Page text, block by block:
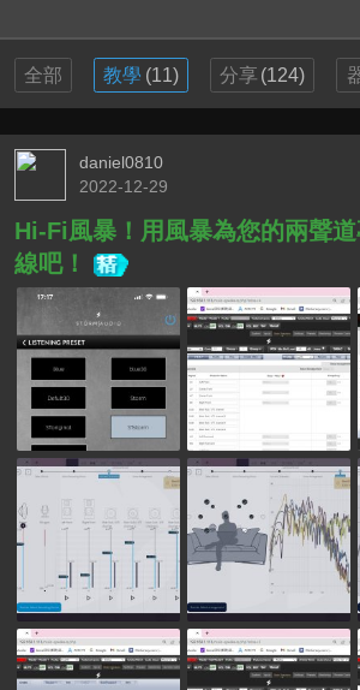
全部 教學 (11) 分享 (124)
daniel0810
2022-12-29
Hi-Fi風暴！用風暴為您的兩聲
線吧！